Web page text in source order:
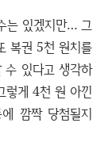
는 있겠지만… 그
복권 5천 원치를
수 있다고 생각하
렇게 4천 원 아낀
깜짝 당첨될지